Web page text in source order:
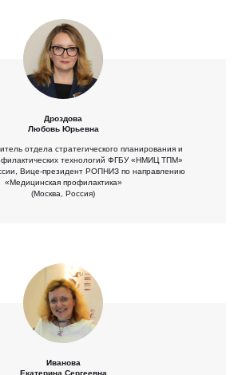
Дроздова
Любовь Юрьевна
отдела стратегического планирования и
технологий ФГБУ «НМИЦ ТПМ»
Вице-президент РОПНИЗ по направлению
«Медицинская профилактика»
(Москва, Россия)
Иванова
Екатерина Сергеевна